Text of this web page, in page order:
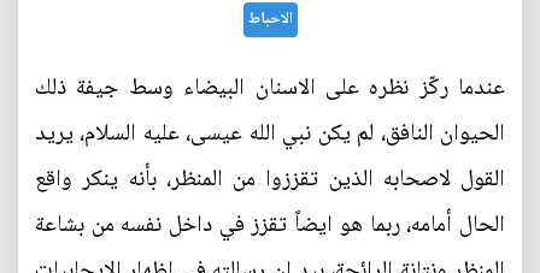
الاحباط
عندما ركّز نظره على الاسنان البيضاء وسط جيفة ذلك
الحيوان النافق، لم يكن نبي الله عيسى، عليه السلام، يريد
القول لاصحابه الذين تقززوا من المنظر، بأنه ينكر واقع
الحال أمامه، ربما هو ايضاً تقزز في داخل نفسه من بشاعة